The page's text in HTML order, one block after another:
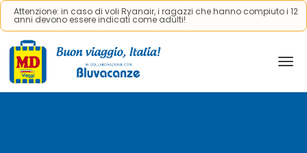
Attenzione: in caso di voli Ryanair, i ragazzi che hanno compiuto i 12
anni devono essere indicati come adulti!